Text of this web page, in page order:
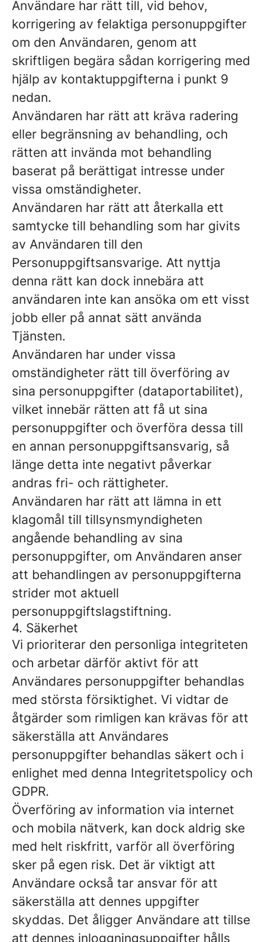
Användare har rätt till, vid behov,
korrigering av felaktiga personuppgifter
om den Användaren, genom att
skriftligen begära sådan korrigering med
hjälp av kontaktuppgifterna i punkt 9
nedan.
Användaren har rätt att kräva radering
eller begränsning av behandling, och
rätten att invända mot behandling
baserat på berättigat intresse under
vissa omständigheter.
Användaren har rätt att återkalla ett
samtycke till behandling som har givits
av Användaren till den
Personuppgiftsansvarige. Att nyttja
denna rätt kan dock innebära att
användaren inte kan ansöka om ett visst
jobb eller på annat sätt använda
Tjänsten.
Användaren har under vissa
omständigheter rätt till överföring av
sina personuppgifter (dataportabilitet),
vilket innebär rätten att få ut sina
personuppgifter och överföra dessa till
en annan personuppgiftsansvarig, så
länge detta inte negativt påverkar
andras fri- och rättigheter.
Användaren har rätt att lämna in ett
klagomål till tillsynsmyndigheten
angående behandling av sina
personuppgifter, om Användaren anser
att behandlingen av personuppgifterna
strider mot aktuell
personuppgiftslagstiftning.
4. Säkerhet
Vi prioriterar den personliga integriteten
och arbetar därför aktivt för att
Användares personuppgifter behandlas
med största försiktighet. Vi vidtar de
åtgärder som rimligen kan krävas för att
säkerställa att Användares
personuppgifter behandlas säkert och i
enlighet med denna Integritetspolicy och
GDPR.
Överföring av information via internet
och mobila nätverk, kan dock aldrig ske
med helt riskfritt, varför all överföring
sker på egen risk. Det är viktigt att
Användare också tar ansvar för att
säkerställa att dennes uppgifter
skyddas. Det åligger Användare att tillse
att dennes inloggningsuppgifter hålls